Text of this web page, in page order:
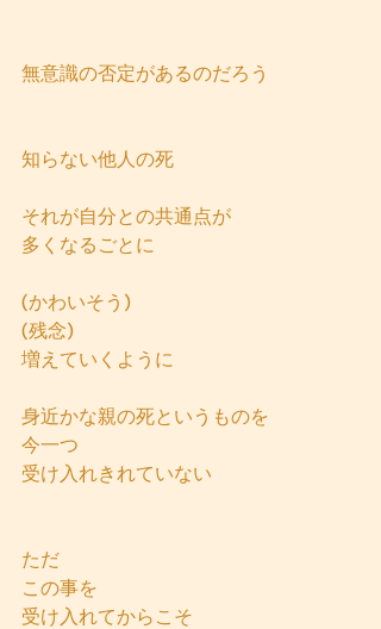
無意識の否定があるのだろう
知らない他人の死
それが自分との共通点が
多くなるごとに
(かわいそう)
(残念)
増えていくように
身近かな親の死というものを
今一つ
受け入れきれていない
ただ
この事を
受け入れてからこそ